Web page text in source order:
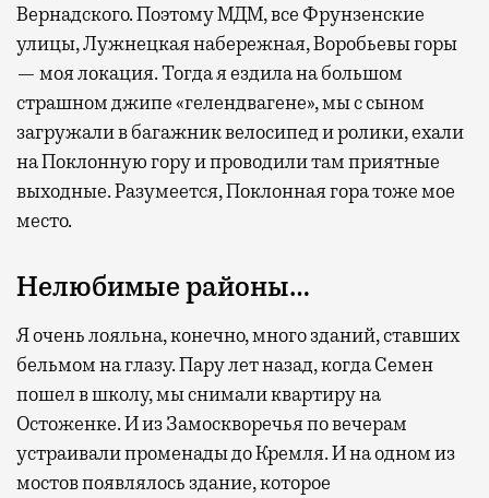
Вернадского. Поэтому МДМ, все Фрунзенские
улицы, Лужнецкая набережная, Воробьевы горы
— моя локация. Тогда я ездила на большом
страшном джипе «гелендвагене», мы с сыном
загружали в багажник велосипед и ролики, ехали
на Поклонную гору и проводили там приятные
выходные. Разумеется, Поклонная гора тоже мое
место.
Нелюбимые районы…
Я очень лояльна, конечно, много зданий, ставших
бельмом на глазу. Пару лет назад, когда Семен
пошел в школу, мы снимали квартиру на
Остоженке. И из Замоскворечья по вечерам
устраивали променады до Кремля. И на одном из
мостов появлялось здание, которое